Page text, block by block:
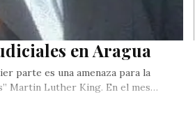
en Aragua
parte es una amenaza para la
Martin Luther King. En el mes…